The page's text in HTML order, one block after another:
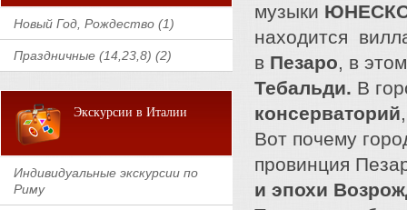
Новый Год, Рождество (1)
Праздничные (14,23,8) (2)
Экскурсии в Италии
Индивидуальные экскурсии по
Риму
музыки
находится
в Пезаро, в
Тебальди. В
консерваторий
Вот почему
провинция
и эпохи